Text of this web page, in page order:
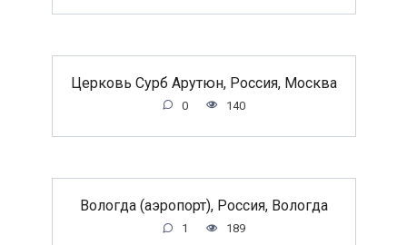
Церковь Сурб Арутюн, Россия, Москва
0 140
Вологда (аэропорт), Россия, Вологда
1 189